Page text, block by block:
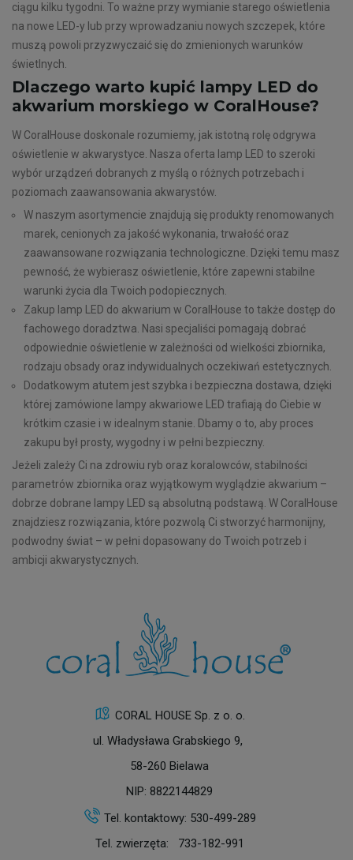
ciągu kilku tygodni. To ważne przy wymianie starego oświetlenia
na nowe LED-y lub przy wprowadzaniu nowych szczepek, które
muszą powoli przyzwyczaić się do zmienionych warunków
świetlnych.
Dlaczego warto kupić lampy LED do
akwarium morskiego w CoralHouse?
W CoralHouse doskonale rozumiemy, jak istotną rolę odgrywa
oświetlenie w akwarystyce. Nasza oferta lamp LED to szeroki
wybór urządzeń dobranych z myślą o różnych potrzebach i
poziomach zaawansowania akwarystów.
W naszym asortymencie znajdują się produkty renomowanych
marek, cenionych za jakość wykonania, trwałość oraz
zaawansowane rozwiązania technologiczne. Dzięki temu masz
pewność, że wybierasz oświetlenie, które zapewni stabilne
warunki życia dla Twoich podopiecznych.
Zakup lamp LED do akwarium w CoralHouse to także dostęp do
fachowego doradztwa. Nasi specjaliści pomagają dobrać
odpowiednie oświetlenie w zależności od wielkości zbiornika,
rodzaju obsady oraz indywidualnych oczekiwań estetycznych.
Dodatkowym atutem jest szybka i bezpieczna dostawa, dzięki
której zamówione lampy akwariowe LED trafiają do Ciebie w
krótkim czasie i w idealnym stanie. Dbamy o to, aby proces
zakupu był prosty, wygodny i w pełni bezpieczny.
Jeżeli zależy Ci na zdrowiu ryb oraz koralowców, stabilności
parametrów zbiornika oraz wyjątkowym wyglądzie akwarium –
dobrze dobrane lampy LED są absolutną podstawą. W CoralHouse
znajdziesz rozwiązania, które pozwolą Ci stworzyć harmonijny,
podwodny świat – w pełni dopasowany do Twoich potrzeb i
ambicji akwarystycznych.
CORAL HOUSE Sp. z o. o.
ul. Władysława Grabskiego 9,
58-260 Bielawa
NIP: 8822144829
Tel. kontaktowy: 530-499-289
Tel. zwierzęta: 733-182-991